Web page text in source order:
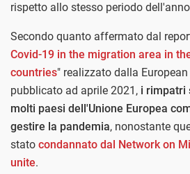
rispetto allo stesso periodo
Secondo quanto affermato dal
Covid-19 in the migration area in
countries" realizzato dalla
pubblicato ad aprile 2021, i rimpatri
molti paesi dell'Unione Europea
gestire la pandemia, nonostante
stato condannato dal Network on
unite.